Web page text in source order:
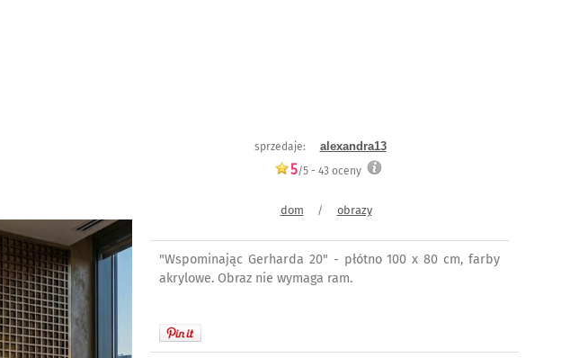
sprzedaje: alexandra13
5/5 - 43 oceny
dom / obrazy
"Wspominając Gerharda 20" - płótno 100 x 80 cm, farby
akrylowe. Obraz nie wymaga ram.